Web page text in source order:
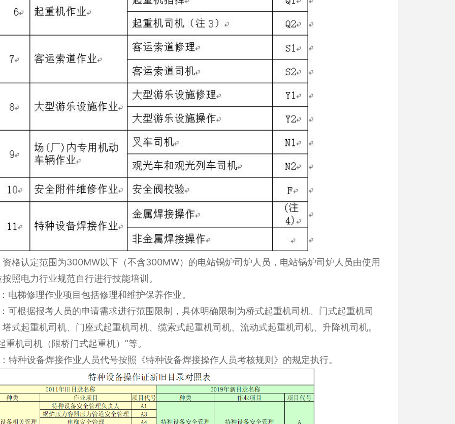
资格认定范围为300MW以下（不含300MW）的电站锅炉司炉人员，电站锅炉司炉人员由使用
照电力行业规范自行进行技能培训。
电梯修理作业项目包括修理和维护保养作业。
可根据报考人员的申请需求进行范围限制，具体明确限制为桥式起重机司机、门式起重机司
塔式起重机司机、门座式起重机司机、缆索式起重机司机、流动式起重机司机、升降机司机。
重机司机（限桥门式起重机）”等。
特种设备焊接作业人员代号按照《特种设备焊接操作人员考核规则》的规定执行。